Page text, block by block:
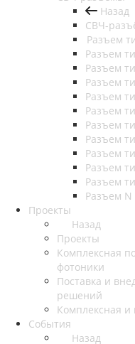
Назад
СВЧ-
Разъем
Разъем
Разъем
Разъем
Разъем
Разъем
Разъем
Разъем
Разъем
Разъем
Разъем
Разъем N
Проекты
Назад
Проекты
Комплексная
фотоники
Поставка и
решений
Комплексная и
События
Назад